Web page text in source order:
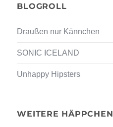
BLOGROLL
Draußen nur Kännchen
SONIC ICELAND
Unhappy Hipsters
WEITERE HÄPPCHEN